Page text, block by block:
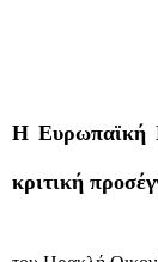
Η Ευρωπαϊκή
κριτική